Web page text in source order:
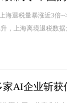
海退税量暴涨近3
，上海离境退税数据
家AI企业斩获